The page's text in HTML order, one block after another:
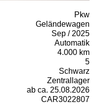
Pkw
Geländewagen
Sep / 2025
Automatik
4.000 km
5
Schwarz
Zentrallager
ab ca. 25.08.2026
CAR3022807